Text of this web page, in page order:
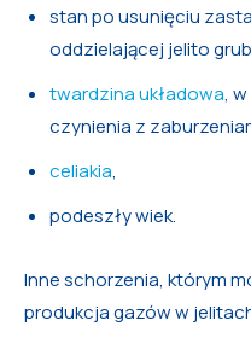
stan po usunięciu
oddzielającej jelito
twardzina układowa,
czynienia z
celiakia,
podeszły wiek.
Inne schorzenia, którym
produkcja gazów w